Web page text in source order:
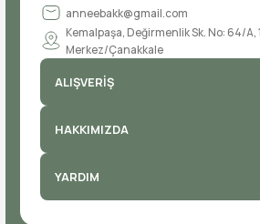
anneebakk@gmail.com
Kemalpaşa, Değirmenlik Sk. No: 64/A,
Merkez/Çanakkale
ALIŞVERİŞ
HAKKIMIZDA
YARDIM